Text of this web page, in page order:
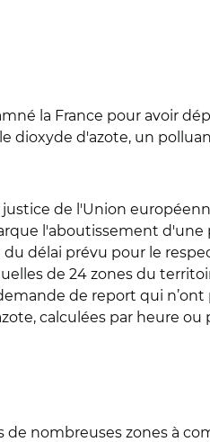
la France pour avoir
dioxyde d'azote, un
de l'Union
l'aboutissement
délai prévu pour le
de 24 zones du
de report qui
calculées par heure ou
nombreuses zones à